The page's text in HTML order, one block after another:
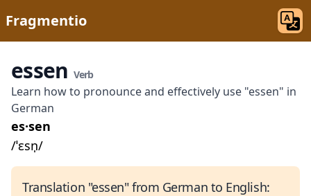
Fragmentio
essen Verb
Learn how to pronounce and effectively use "essen" in
German
es·sen
/ˈɛsn̩/
Translation "essen" from German to English: